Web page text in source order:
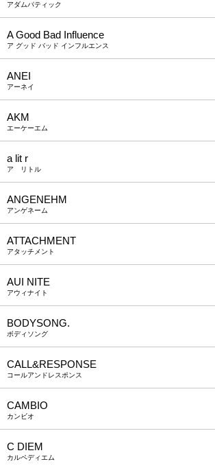
アダムパティック
A Good Bad Influence
ア グッド バッド インフルエンス
ANEI
アーネイ
AKM
エーケーエム
a lit r
ア リトル
ANGENEHM
アンゲネーム
ATTACHMENT
アタッチメント
AUI NITE
アウィナイト
BODYSONG.
ボディソング
CALL&RESPONSE
コールアンドレスポンス
CAMBIO
カンビオ
C DIEM
カルペディエム